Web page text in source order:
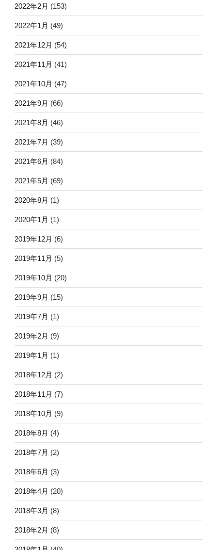
2022年2月 (153)
2022年1月 (49)
2021年12月 (54)
2021年11月 (41)
2021年10月 (47)
2021年9月 (66)
2021年8月 (46)
2021年7月 (39)
2021年6月 (84)
2021年5月 (69)
2020年8月 (1)
2020年1月 (1)
2019年12月 (6)
2019年11月 (5)
2019年10月 (20)
2019年9月 (15)
2019年7月 (1)
2019年2月 (9)
2019年1月 (1)
2018年12月 (2)
2018年11月 (7)
2018年10月 (9)
2018年8月 (4)
2018年7月 (2)
2018年6月 (3)
2018年4月 (20)
2018年3月 (8)
2018年2月 (8)